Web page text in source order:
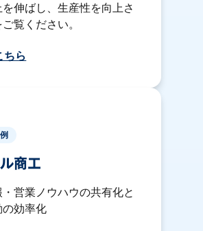
伸ばし、生産性を向上さ
覧ください。
ちら
商工
営業ノウハウの共有化と
効率化